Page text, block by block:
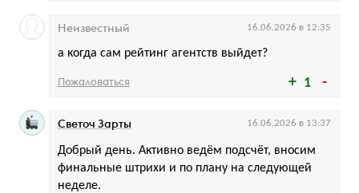
1
а когда сам рейтинг агентств выйдет?
Неизвестный 16.06.2026 в 12:35
Пожаловаться
Добрый день. Активно ведём подсчёт, вносим
финальные штрихи и по плану на следующей
неделе.
Светоч Зарты 16.06.2026 в 13:37